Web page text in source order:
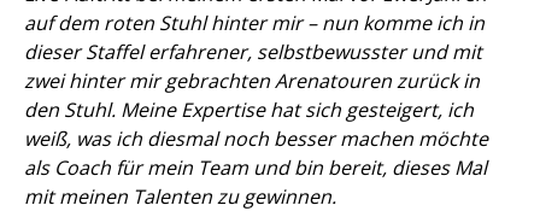
auf dem roten Stuhl hinter mir – nun komme ich in
dieser Staffel erfahrener, selbstbewusster und mit
zwei hinter mir gebrachten Arenatouren zurück in
den Stuhl. Meine Expertise hat sich gesteigert, ich
weiß, was ich diesmal noch besser machen möchte
als Coach für mein Team und bin bereit, dieses Mal
mit meinen Talenten zu gewinnen.